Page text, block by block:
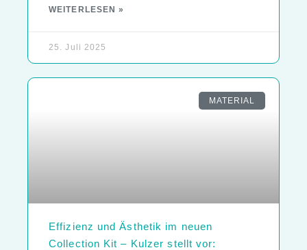
WEITERLESEN »
25. Juli 2025
MATERIAL
Effizienz und Ästhetik im neuen
Collection Kit – Kulzer stellt vor: